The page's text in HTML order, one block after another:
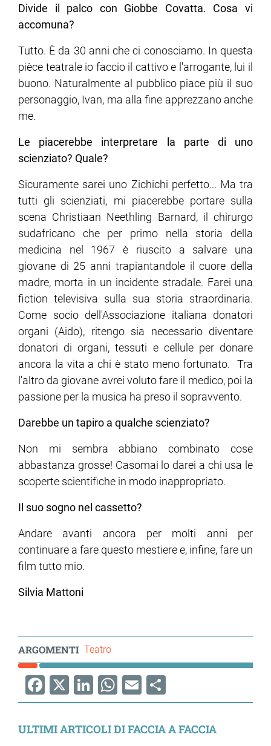
Divide il palco con Giobbe Covatta. Cosa vi
accomuna?
Tutto. È da 30 anni che ci conosciamo. In questa
pièce teatrale io faccio il cattivo e l'arrogante, lui il
buono. Naturalmente al pubblico piace più il suo
personaggio, Ivan, ma alla fine apprezzano anche
me.
Le piacerebbe interpretare la parte di uno
scienziato? Quale?
Sicuramente sarei uno Zichichi perfetto... Ma tra
tutti gli scienziati, mi piacerebbe portare sulla
scena Christiaan Neethling Barnard, il chirurgo
sudafricano che per primo nella storia della
medicina nel 1967 è riuscito a salvare una
giovane di 25 anni trapiantandole il cuore della
madre, morta in un incidente stradale. Farei una
fiction televisiva sulla sua storia straordinaria.
Come socio dell'Associazione italiana donatori
organi (Aido), ritengo sia necessario diventare
donatori di organi, tessuti e cellule per donare
ancora la vita a chi è stato meno fortunato. Tra
l'altro da giovane avrei voluto fare il medico, poi la
passione per la musica ha preso il sopravvento.
Darebbe un tapiro a qualche scienziato?
Non mi sembra abbiano combinato cose
abbastanza grosse! Casomai lo darei a chi usa le
scoperte scientifiche in modo inappropriato.
Il suo sogno nel cassetto?
Andare avanti ancora per molti anni per
continuare a fare questo mestiere e, infine, fare un
film tutto mio.
Silvia Mattoni
ARGOMENTI Teatro
Facebook
X LinkedIn
WhatsApp
EmailShare
ULTIMI ARTICOLI DI FACCIA A FACCIA